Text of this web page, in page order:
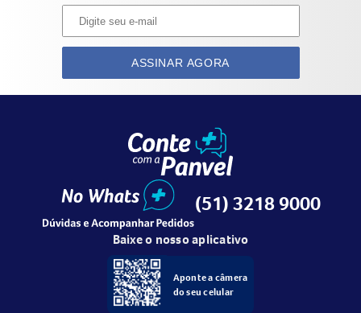
ASSINAR AGORA
(51) 3218 9000
Baixe o nosso aplicativo
Aponte a câmera
do seu celular